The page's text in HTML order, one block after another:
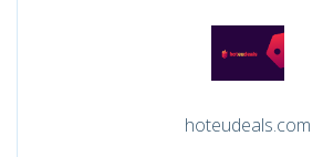
hoteudeals.com